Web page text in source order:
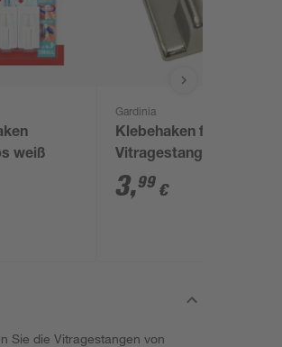
weiß
Gardinia
Klebehaken für
Vitragestangen
silbern 4 Stück
3,99 €
Sie die Vitragestangen von